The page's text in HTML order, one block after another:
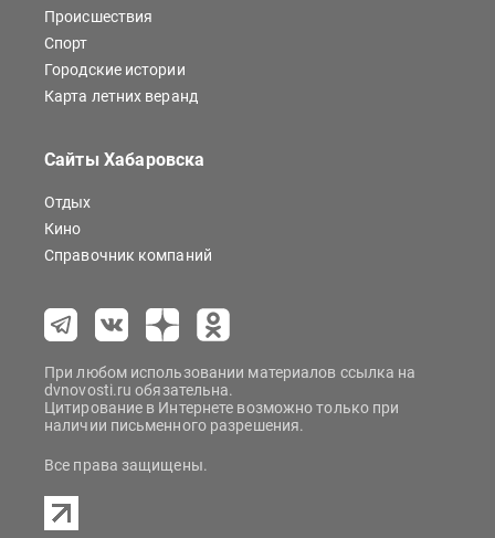
Происшествия
Спорт
Городские истории
Карта летних веранд
Сайты Хабаровска
Отдых
Кино
Справочник компаний
При любом использовании материалов ссылка на
dvnovosti.ru обязательна.
Цитирование в Интернете возможно только при
наличии письменного разрешения.
Все права защищены.